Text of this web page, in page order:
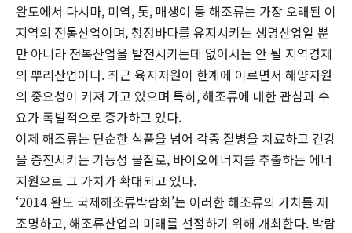
완도에서 다시마, 미역, 톳, 매생이 등 해조류는 가장 오래된 이
지역의 전통산업이며, 청정바다를 유지시키는 생명산업일 뿐
만 아니라 전복산업을 발전시키는데 없어서는 안 될 지역경제
의 뿌리산업이다. 최근 육지자원이 한계에 이르면서 해양자원
의 중요성이 커져 가고 있으며 특히, 해조류에 대한 관심과 수
요가 폭발적으로 증가하고 있다.
이제 해조류는 단순한 식품을 넘어 각종 질병을 치료하고 건강
을 증진시키는 기능성 물질로, 바이오에너지를 추출하는 에너
지원으로 그 가치가 확대되고 있다.
‘2014 완도 국제해조류박람회’는 이러한 해조류의 가치를 재
조명하고, 해조류산업의 미래를 선점하기 위해 개최한다. 박람